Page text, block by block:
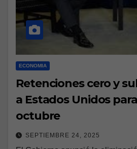
ECONOMIA
Retenciones cero y
a Estados Unidos
octubre
SEPTIEMBRE 24, 2025